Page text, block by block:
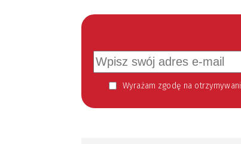
Wyrażam zgodę na otrzymywanie informacji handlowej kierowanej do mnie za pomocą środków komunikacji elektronicznej w szczególności poczty elektronicznej